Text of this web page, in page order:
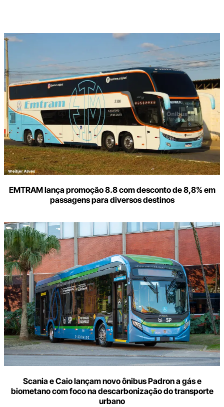
EMTRAM lança promoção 8.8 com desconto de 8,8% em
passagens para diversos destinos
Scania e Caio lançam novo ônibus Padron a gás e
biometano com foco na descarbonização do transporte
urbano
Digite
aqui
o
seu
e-
mail